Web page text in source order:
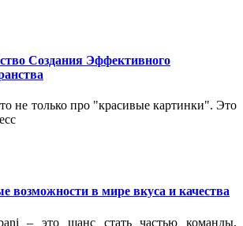
Создания Эффективного
не только про "красивые картинки". Это
возможности в мире вкуса и качества
– это шанс стать частью команды,